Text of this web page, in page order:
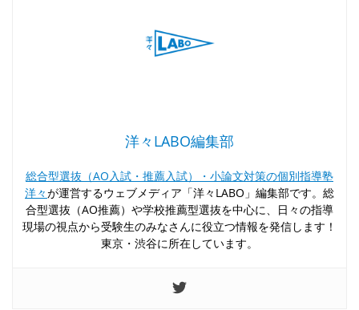
洋々LABO編集部
総合型選抜（AO入試・推薦入試）・小論文対策の個別指導塾
洋々が運営するウェブメディア「洋々LABO」編集部です。総
合型選抜（AO推薦）や学校推薦型選抜を中心に、日々の指導
現場の視点から受験生のみなさんに役立つ情報を発信します！
東京・渋谷に所在しています。